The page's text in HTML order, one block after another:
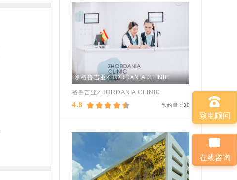
格鲁吉亚ZHORDANIA CLINIC
格鲁吉亚ZHORDANIA CLINIC
4.8 预约量：30
致电顾问
在线咨询